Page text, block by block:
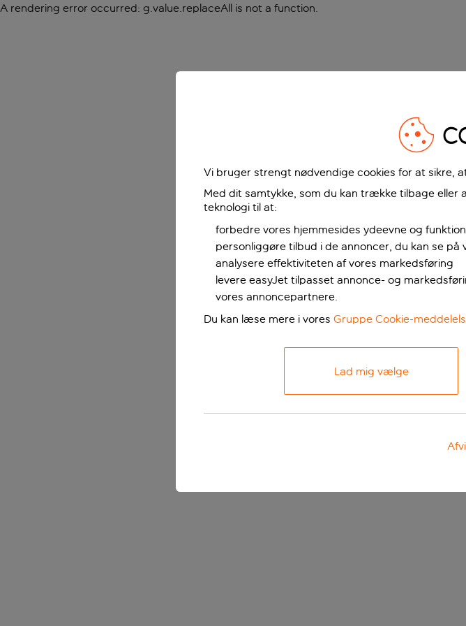
A rendering error occurred: g.value.replaceAll is not a function.
Vi bruger strengt nødvendige cookies for at sikre,
Med dit samtykke, som du kan trække tilbage
teknologi til at:
forbedre vores hjemmesides ydeevne og
personliggøre tilbud i de annoncer, du kan se på
analysere effektiviteten af vores markedsføring
levere easyJet tilpasset annonce- og
vores annoncepartnere.
Du kan læse mere i vores Gruppe Cookie-
Lad mig vælge